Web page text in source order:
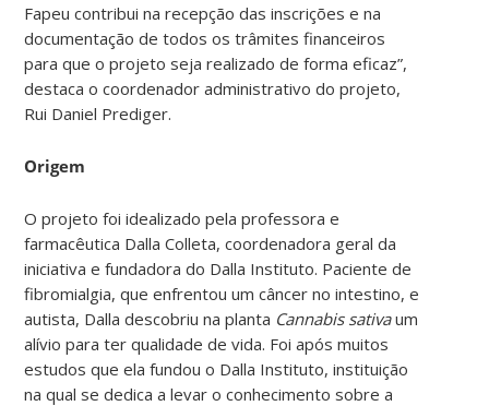
Fapeu contribui na recepção das inscrições e na
documentação de todos os trâmites financeiros
para que o projeto seja realizado de forma eficaz”,
destaca o coordenador administrativo do projeto,
Rui Daniel Prediger.
Origem
O projeto foi idealizado pela professora e
farmacêutica Dalla Colleta, coordenadora geral da
iniciativa e fundadora do Dalla Instituto. Paciente de
fibromialgia, que enfrentou um câncer no intestino, e
autista, Dalla descobriu na planta Cannabis sativaum
alívio para ter qualidade de vida. Foi após muitos
estudos que ela fundou o Dalla Instituto, instituição
na qual se dedica a levar o conhecimento sobre a